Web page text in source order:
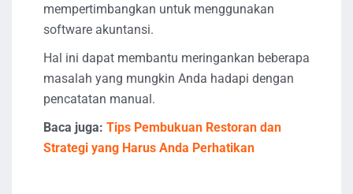
mempertimbangkan untuk menggunakan
software akuntansi.
Hal ini dapat membantu meringankan beberapa
masalah yang mungkin Anda hadapi dengan
pencatatan manual.
Baca juga: Tips Pembukuan Restoran dan
Strategi yang Harus Anda Perhatikan